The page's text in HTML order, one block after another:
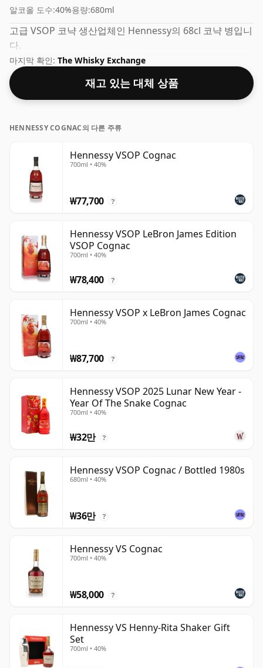
알코올 도수:40%용량:680ml
고급 VSOP 코냑 생산업체인 Hennessy의 68cl 코냑 병입니
다.
마지막 확인: The Whisky Exchange
재고 있는 대체 상품
HENNESSY COGNAC의 다른 주류
Hennessy VSOP Cognac
700ml • 40%
₩77,700 ?
Hennessy VSOP LeBron James Edition
VSOP Cognac
700ml • 40%
₩78,400 ?
Hennessy VSOP x LeBron James Cognac
700ml • 40%
₩87,700 ?
Hennessy VSOP 2025 Lunar New Year -
Year Of The Snake Cognac
700ml • 40%
₩32만 ?
Hennessy VSOP Cognac / Bottled 1980s
680ml • 40%
₩36만 ?
Hennessy VS Cognac
700ml • 40%
₩58,000 ?
Hennessy VS Henny-Rita Shaker Gift
Set
700ml • 40%